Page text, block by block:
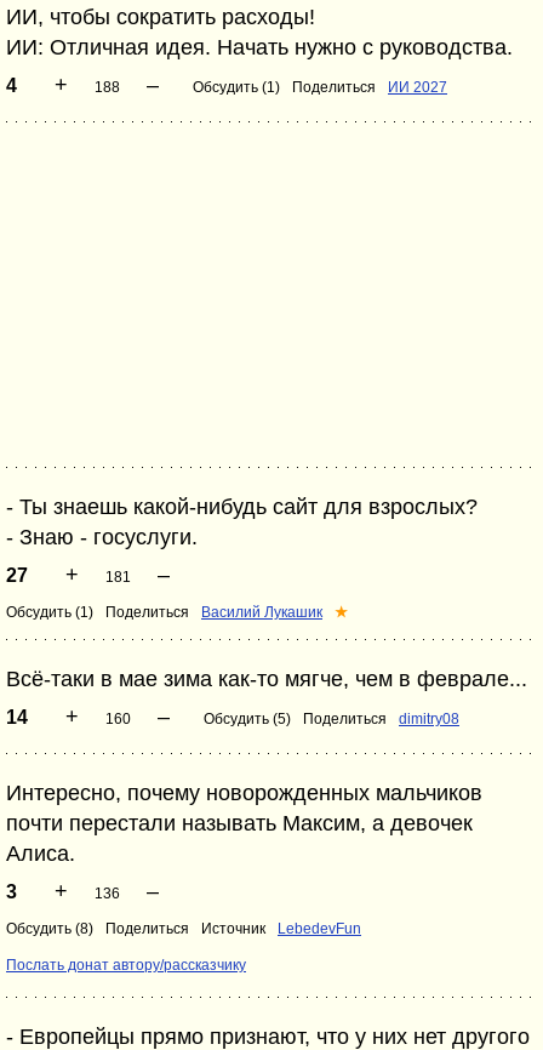
ИИ, чтобы сократить расходы!
ИИ: Отличная идея. Начать нужно с руководства.
4 + 188 – Обсудить (1) Поделиться ИИ 2027
- Ты знаешь какой-нибудь сайт для взрослых?
- Знаю - госуслуги.
27 + 181 –
Обсудить (1) Поделиться Василий Лукашик ★
Всё-таки в мае зима как-то мягче, чем в феврале...
14 + 160 – Обсудить (5) Поделиться dimitry08
Интересно, почему новорожденных мальчиков
почти перестали называть Максим, а девочек
Алиса.
3 + 136 –
Обсудить (8) Поделиться Источник LebedevFun
Послать донат автору/рассказчику
- Европейцы прямо признают, что у них нет другого